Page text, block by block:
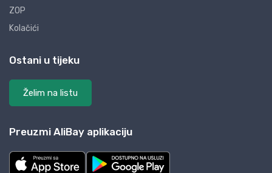
ZOP
Kolačići
Ostani u tijeku
Želim na listu
Preuzmi AliBay aplikaciju